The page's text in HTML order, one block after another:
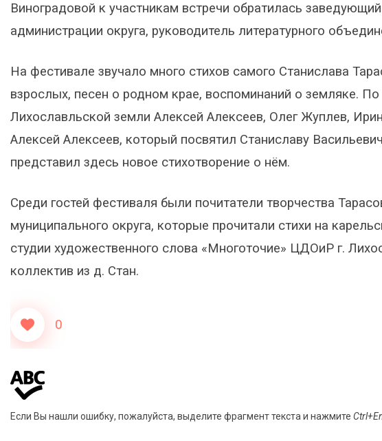
Виноградовой к участникам встречи обратилась
администрации округа, руководитель литературного
На фестивале звучало много стихов самого Станислава
взрослых, песен о родном крае, воспоминаний о земляке.
Лихославльской земли Алексей Алексеев, Олег Жуплев,
Алексей Алексеев, который посвятил Станиславу
представил здесь новое стихотворение о нём.
Среди гостей фестиваля были почитатели творчества
муниципального округа, которые прочитали стихи на
студии художественного слова «Многоточие» ЦДОиР г.
коллектив из д. Стан.
0
Если Вы нашли ошибку, пожалуйста, выделите фрагмент текста и нажмите